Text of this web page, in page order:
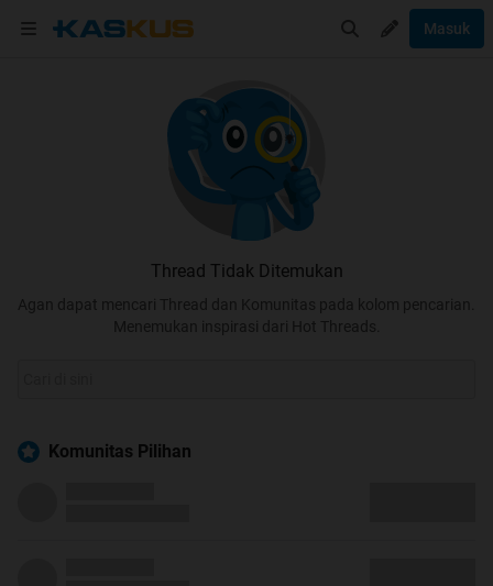
Masuk
Thread Tidak Ditemukan
Agan dapat mencari Thread dan Komunitas pada kolom pencarian.
Menemukan inspirasi dari Hot Threads.
Komunitas Pilihan